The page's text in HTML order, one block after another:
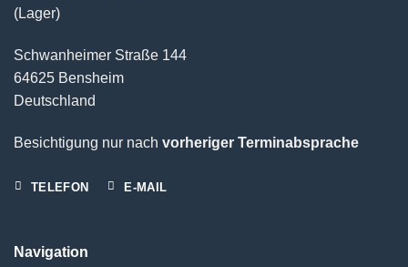
(Lager)
Schwanheimer Straße 144
64625 Bensheim
Deutschland
Besichtigung nur nach vorheriger Terminabsprache
TELEFON E-MAIL
Navigation